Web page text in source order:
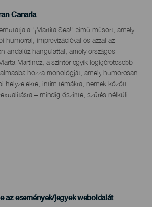
Canaria
a "¡Martita Sea!" című műsort, amely
humorral, improvizációval és azzal az
andalúz hangulattal, amely országos
Martínez, a színtér egyik legígéretesebb
hozza monológját, amely humorosan
helyzetekre, intim témákra, nemek közötti
– mindig őszinte, szűrés nélküli
az események/jegyek weboldalát